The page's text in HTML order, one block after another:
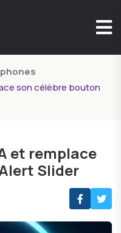
son célèbre bouton
et remplace
Slider